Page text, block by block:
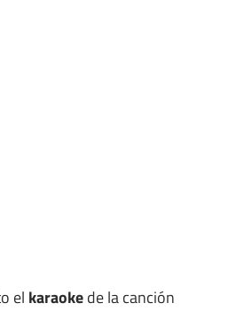
el karaokede la canción